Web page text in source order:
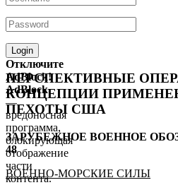
Отключите
AdBlock!
AdBlock
—
вредоносная
программа,
блокирующая
отображение
части
контента.
ПЕРСПЕКТИВНЫЕ
КОНЦЕПЦИИ
ПЕХОТЫ США
ЗАРУБЕЖНОЕ ВОЕННОЕ
48
ВОЕННО-МОРСКИЕ СИЛЫ